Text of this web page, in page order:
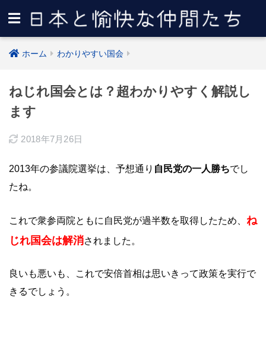
ホーム わかりやすい国会
ねじれ国会とは？超わかりやすく解説し
ます
2018年7月26日
2013年の参議院選挙は、予想通り 自民党の一人勝ちでし
たね。
これで衆参両院ともに自民党が過半数を取得したため、 ね
じれ国会は解消されました。
良いも悪いも、これで安倍首相は思いきって政策を実行で
きるでしょう。